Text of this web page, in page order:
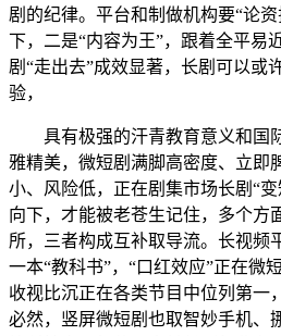
剧的纪律。平台和制做机构要“论
下，二是“内容为王”，跟着全平易
剧“走出去”成效显著，长剧可以或
验，
具有极强的汗青教育意义和国
雅精美，微短剧满脚高密度、立即
小、风险低，正在剧集市场长剧“
向下，才能被老苍生记住，多个方
所，三者构成互补取导流。长视频
一本“教科书”，“口红效应”正在微
收视比沉正在各类节目中位列第一
必然，竖屏微短剧也取智妙手机、